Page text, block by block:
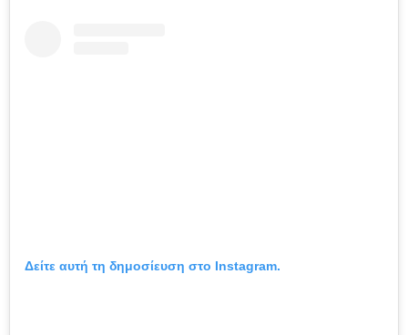
Δείτε αυτή τη δημοσίευση στο Instagram.